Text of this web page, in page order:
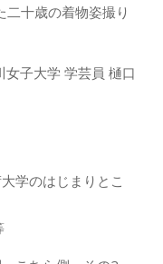
二十歳の着物姿撮り
女子大学 学芸員 樋口
学のはじまりとこ